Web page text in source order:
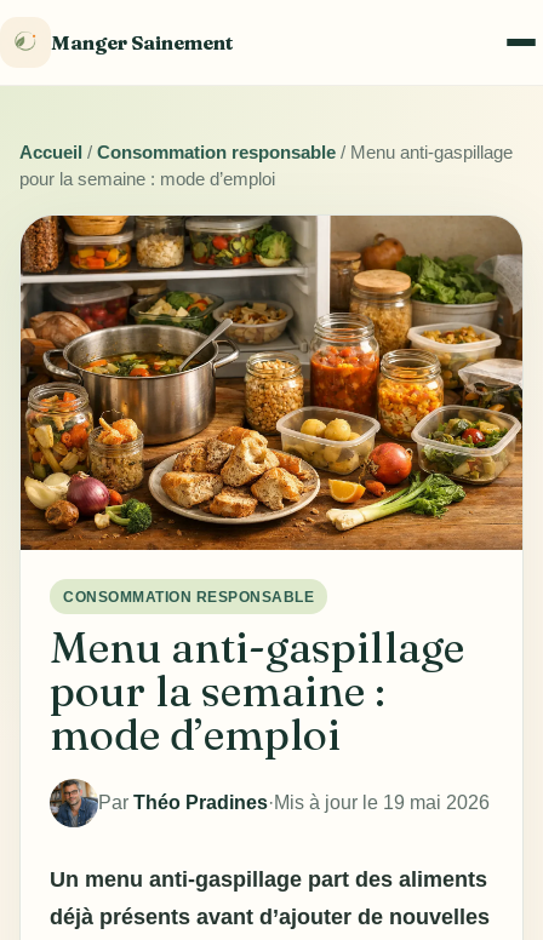
Manger Sainement
Accueil / Consommation responsable / Menu anti-gaspillage
pour la semaine : mode d’emploi
CONSOMMATION RESPONSABLE
Menu anti-gaspillage
pour la semaine :
mode d’emploi
Par Théo Pradines·Mis à jour le 19 mai 2026
Un menu anti-gaspillage part des aliments
déjà présents avant d’ajouter de nouvelles